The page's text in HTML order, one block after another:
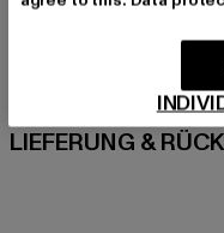
GRÖSSE &
PFLEGEHINWEISE
LIEFERUNG &